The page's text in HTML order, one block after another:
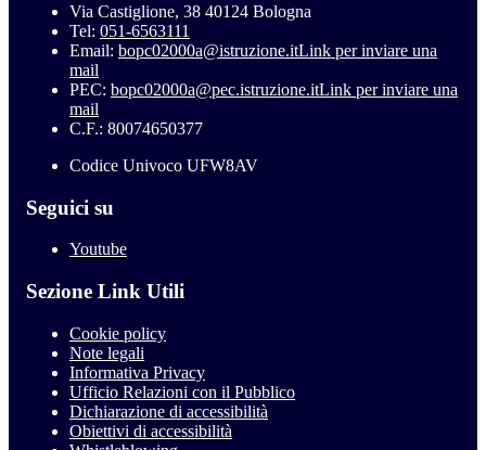
Via Castiglione, 38 40124 Bologna
Tel: 051-6563111
Email: bopc02000a@istruzione.itLink per inviare una
mail
PEC: bopc02000a@pec.istruzione.itLink per inviare una
mail
C.F.: 80074650377
Codice Univoco UFW8AV
Seguici su
Youtube
Sezione Link Utili
Cookie policy
Note legali
Informativa Privacy
Ufficio Relazioni con il Pubblico
Dichiarazione di accessibilità
Obiettivi di accessibilità